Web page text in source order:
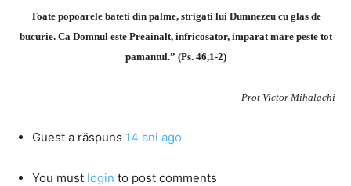
Toate popoarele bateti din palme, strigati lui Dumnezeu cu glas de
bucurie. Ca Domnul este Preainalt, infricosator, imparat mare peste tot
pamantul.” (Ps. 46,1-2)
Prot Victor Mihalachi
Guest a răspuns 14 ani ago
You must login to post comments